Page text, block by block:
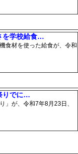
を学校給食…
食材を使った給食が、令和
りでに…
」が、令和7年8月23日、